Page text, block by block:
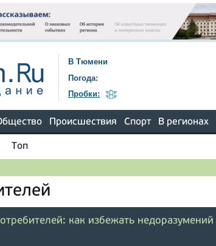
В Тюмени
Погода:
Пробки:
Происшествия Спорт В регионах
Топ
как избежать недоразумений